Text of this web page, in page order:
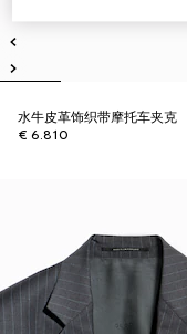
水牛皮革饰织带摩托车夹克
€ 6.810